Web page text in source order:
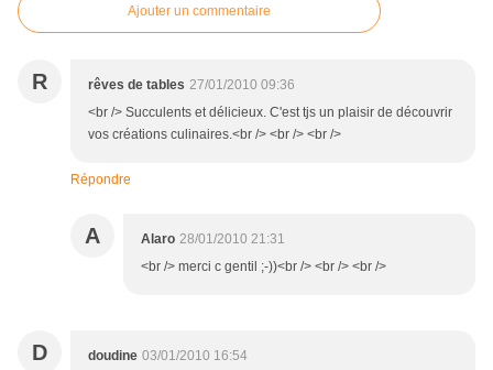
Ajouter un commentaire
R rêves de tables 27/01/2010 09:36
<br /> Succulents et délicieux. C'est tjs un plaisir de découvrir
vos créations culinaires.<br /> <br /> <br />
Répondre
A Alaro 28/01/2010 21:31
<br /> merci c gentil ;-))<br /> <br /> <br />
D doudine 03/01/2010 16:54